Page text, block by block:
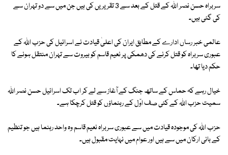
سربراہ حسن نصر اللہ کے قتل کے بعد سے 3 تقریریں کی ہیں جن میں سے دو تہران سے
کی گئی ہیں۔
عالمی خبر رساں ادارے کے مطابق ایران کی اعلیٰ قیادت نے اسرائیل کی حزب اللہ کے
عبوری سربراہ کو قتل کرنے کی دھمکی پر نعیم قاسم کو بیروت سے تہران منتقل ہونے کا
حکم دیا تھا۔
خیال رہے کہ حماس کے ساتھ جنگ کے آغاز سے لے کر اب تک اسرائیل حسن نصر اللہ
سمیت حزب اللہ کے کئی صف اوّل کے رہنماؤں کو قتل کرچکا ہے۔
حزب اللہ کی موجودہ قیادت میں سے عبوری سربراہ نعیم قاسم وہ واحد رہنما ہیں جو تنظیم
کے بانی ارکان میں سے ہیں اور عوام میں نہایت مقبول ہیں۔